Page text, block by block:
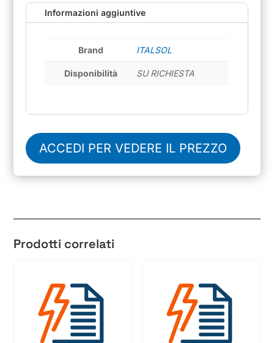
Informazioni aggiuntive
Brand ITALSOL
Disponibilità SU RICHIESTA
ACCEDI PER VEDERE IL PREZZO
Prodotti correlati